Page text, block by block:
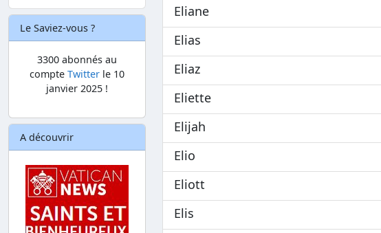
Le Saviez-vous ?
3300 abonnés au
compte Twitter le 10
janvier 2025 !
A découvrir
Eliane
Elias
Eliaz
Eliette
Elijah
Elio
Eliott
Elis